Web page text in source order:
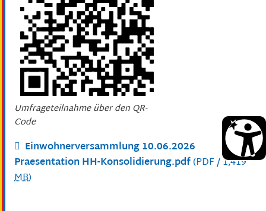
Umfrageteilnahme über den QR-
Code
Einwohnerversammlung 10.06.2026
Praesentation HH-Konsolidierung.pdf(PDF / 1,419
MB)